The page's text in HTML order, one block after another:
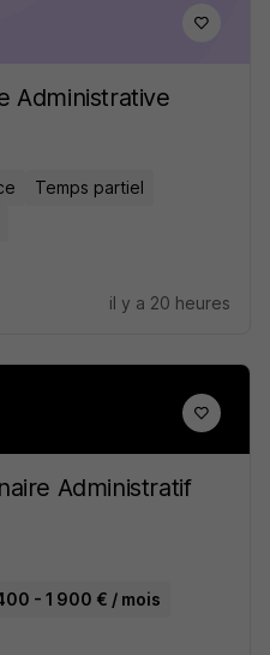
Administrative
Temps partiel
il y a 20 heures
Administratif
- 1 900 € / mois